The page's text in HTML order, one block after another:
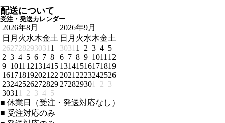
配送について
受注・発送カレンダー
2026年8月
日 月 火水木金土
262728293031 1
2 3 4 5 6 7 8
9 1011 12131415
161718192021 22
23242526272829
3031 1 2 3 4 5
2026年9月
日 月 火水木金土
3031 1 2 3 4 5
6 7 8 9 1011 12
13141516171819
2021 2223242526
272829301 2 3
■ 休業日（受注・発送対応なし）
■ 受注対応のみ